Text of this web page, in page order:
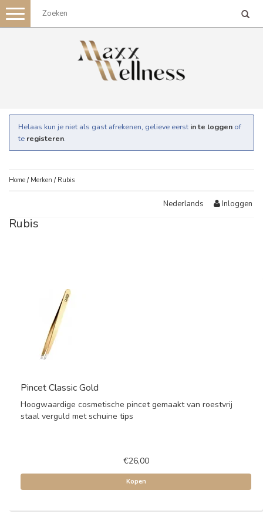
Toggle
navigation
Helaas kun je niet als gast afrekenen, gelieve eerst in te loggen of
te registeren.
Home / Merken / Rubis
Nederlands Inloggen
Rubis
Pincet Classic Gold
Hoogwaardige cosmetische pincet gemaakt van roestvrij
staal verguld met schuine tips
€26,00
Kopen